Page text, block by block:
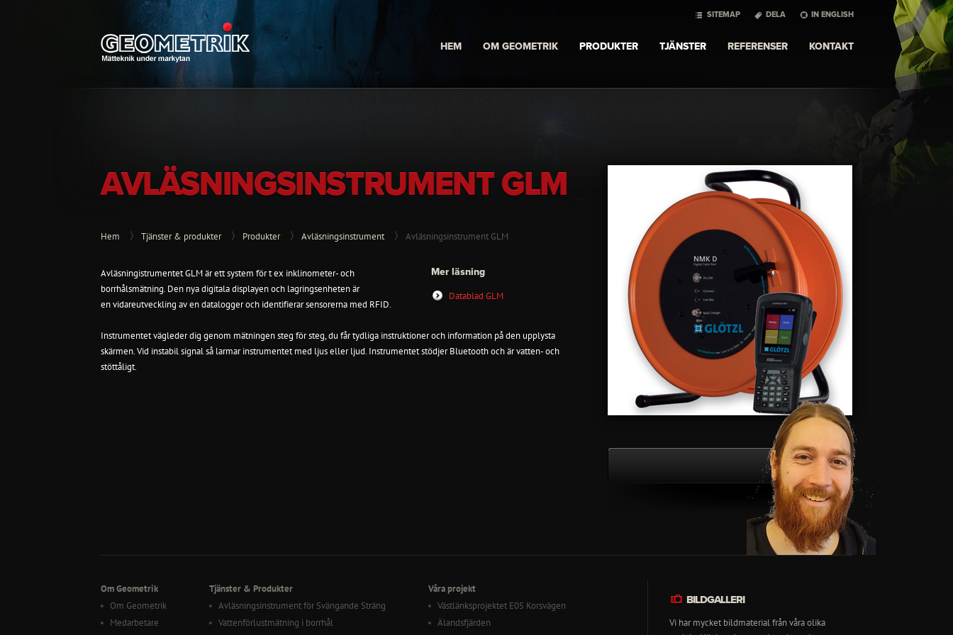
SITEMAP DELA IN ENGLISH
HEM OM GEOMETRIK PRODUKTER TJÄNSTER REFERENSER KONTAKT
AVLÄSNINGSINSTRUMENT GLM
Hem Tjänster & produkter Produkter Avläsningsinstrument Avläsningsinstrument GLM
Mer läsning
Datablad GLM
Avläsningistrumentet GLM är ett system för t ex inklinometer- och
borrhålsmätning. Den nyadigitala displayenoch lagringsenheten är
envidareutveckling aven datalogger och identifierar sensorerna med RFID.
Instrumentet vägleder dig genom mätningen steg för steg, du får tydliga instruktioner och information på den upplysta
skärmen. Vid instabil signal så larmar instrumentet med ljus eller ljud. Instrumentet stödjer Bluetooth och är vatten- och
stöttåligt.
Om Geometrik
Om Geometrik
Medarbetare
Tjänster & Produkter
Avläsningsinstrument för Svängande Sträng
Vattenförlustmätning i borrhål
Våra projekt
Västlänksprojektet E05 Korsvägen
Älandsfjärden
BILDGALLERI
Vi har mycket bildmaterial från våra olika